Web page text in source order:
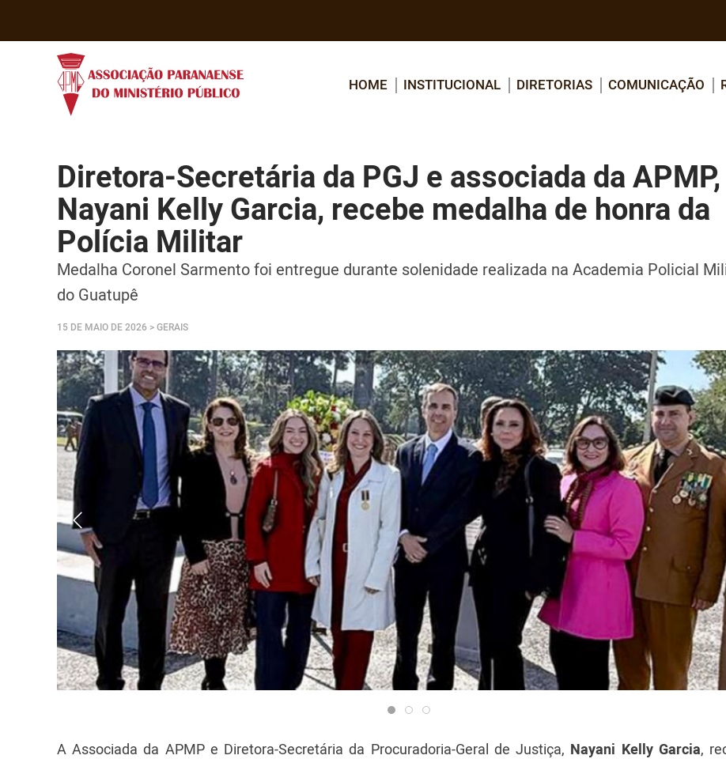
HOME INSTITUCIONAL DIRETORIAS COMUNICAÇÃO
Diretora-Secretária da PGJ e associada da APMP,
Nayani Kelly Garcia, recebe medalha de honra da
Polícia Militar
Medalha Coronel Sarmento foi entregue durante solenidade realizada na Academia Policial
do Guatupê
15 DE MAIO DE 2026 > GERAIS
A Associada da APMP e Diretora-Secretária da Procuradoria-Geral de Justiça, Nayani Kelly Garcia,